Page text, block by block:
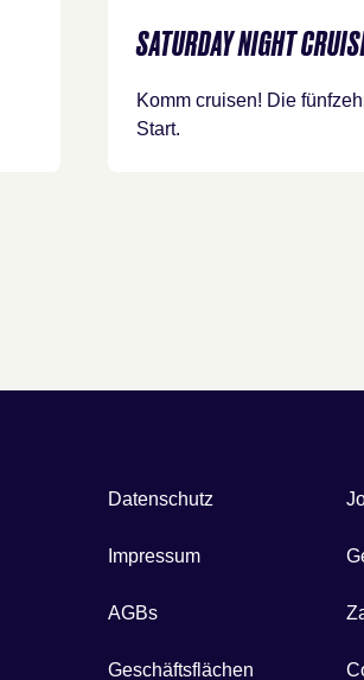
SATURDAY NIGHT
Komm cruisen! Die
Start.
Datenschutz
Impressum
AGBs
Geschäftsflächen